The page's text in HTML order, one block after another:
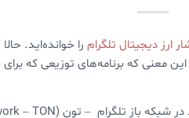
ارز دیجیتال تلگرامرا خوانده‌اید.
معنی که برنامه‌های توزیعی که